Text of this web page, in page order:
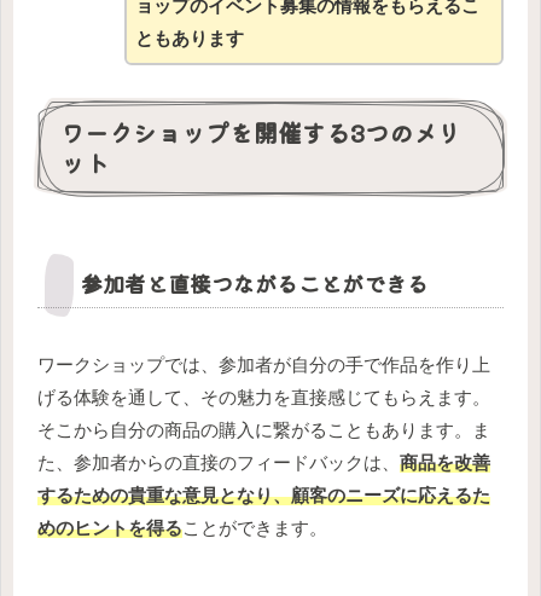
ョップのイベント募集の情報をもらえるこ
ともあります
ワークショップを開催する3つのメリ
ット
参加者と直接つながることができる
ワークショップでは、参加者が自分の手で作品を作り上
げる体験を通して、その魅力を直接感じてもらえます。
そこから自分の商品の購入に繋がることもあります。ま
た、参加者からの直接のフィードバックは、 商品を改善
するための貴重な意見となり、顧客のニーズに応えるた
めのヒントを得ることができます。